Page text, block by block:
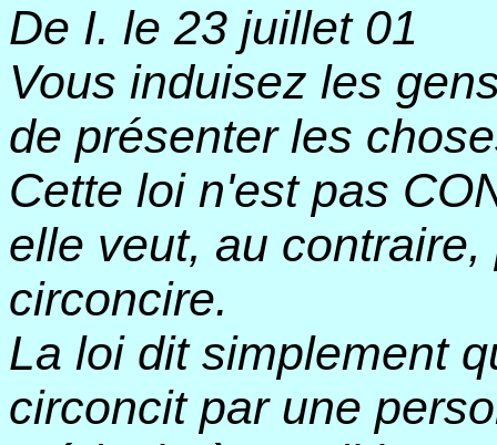
De I. le 23 juillet 01
Vous induisez les
de présenter les
Cette loi n'est pas
elle veut, au
circoncire.
La loi dit simplement
circoncit par une